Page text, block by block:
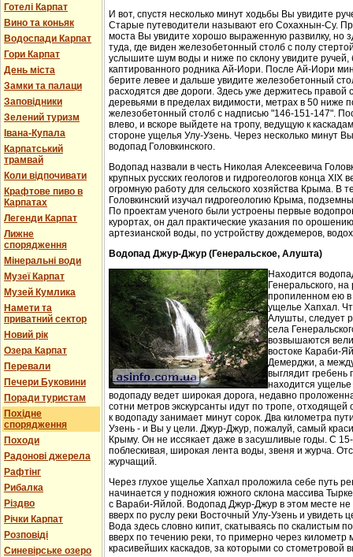
Готелі Карпат
Вино та коньяк
Водоспади Карпат
Гори Карпат
День міста
Замки та палаци
Заповідники
Зелений туризм
Івана-Купала
Карпатський
трамвай
Коли відпочивати
Крафтове пиво в
Карпатах
Легенди Карпат
Лижне
спорядження
Мінеральні води
Музеї Карпат
Музей Кумлика
Намети та
приватний сектор
Новий рік
Озера Карпат
Перевали
Печери Буковини
Поради туристам
Похідне
спорядження
Походи
Радонові джерела
Рафтінг
Рибалка
Різдво
Річки Карпат
Розповіді
Синевірське озеро
И вот, спустя несколько минут ходьбы Вы увидите
Старые путеводители называют его Сохахнын-Су.
моста Вы увидите хорошо выраженную развилку, но
туда, где виден железобетонный столб с полу
услышите шум воды и ниже по склону увидите
каптированного родника Ай-Иори. После Ай-Иори
берите левее и дальше увидите железобетонный
расходятся две дороги. Здесь уже держитесь правой
деревьями в пределах видимости, метрах в 50 ниже
железобетонный столб с надписью "146-151-147".
влево, и вскоре выйдете на тропу, ведущую к
стороне ущелья Улу-Узень. Через несколько минут
водопад Головкинского.
Водопад назвали в честь Николая Алексеевича
крупных русских геологов и гидрогеологов конца XIX
огромную работу для сельского хозяйства Крыма. В
Головкинский изучал гидрогеологию Крыма,
По проектам ученого были устроены первые
курортах, он дал практические указания по
артезианской воды, по устройству дождемеров,
Водопад Джур-Джур (Генеральское, Алушта)
Находится
Генеральского,
пропиленном ею в
ущелье Хапхал.
Алушты, следует
села
возвышаются
востоке Караби-
Демерджи, а
выглядит гребень
находится
водопаду ведет широкая дорога, недавно
сотни метров экскурсанты идут по тропе, отходящей
к водопаду занимает минут сорок. Два километра
Узень - и Вы у цели. Джур-Джур, пожалуй, самый
Крыму. Он не иссякает даже в засушливые годы. С
поблескивая, широкая лента воды, звеня и журча.
журчащий.
Через глухое ущелье Хапхал проложила себе путь
начинается у подножия южного склона массива
с Вараби-Яйлой. Водопад Джур-Джур в этом месте
вверх по руслу реки Восточный Улу-Узень и увидеть
Вода здесь словно кипит, скатываясь по скалистым
вверх по течению реки, то примерно через километр
красивейших каскадов, за которыми со стометровой